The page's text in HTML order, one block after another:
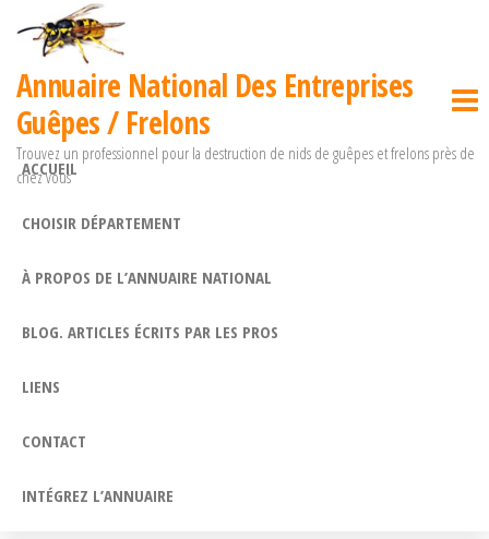
Passer
contenu
Annuaire National Des Entreprises
Guêpes / Frelons
Trouvez un professionnel pour la destruction de nids de guêpes et frelons près de
chez vous
ACCUEIL
CHOISIR DÉPARTEMENT
À PROPOS DE L’ANNUAIRE NATIONAL
BLOG. ARTICLES ÉCRITS PAR LES PROS
LIENS
CONTACT
INTÉGREZ L’ANNUAIRE